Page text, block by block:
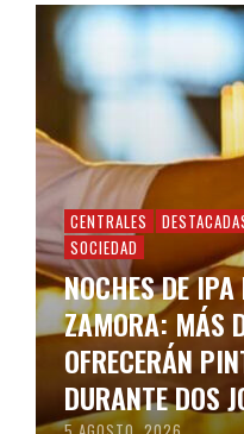
CENTRALES
SOCIEDAD
NOCHES DE
ZAMORA: MÁS
OFRECERÁN
DURANTE DOS